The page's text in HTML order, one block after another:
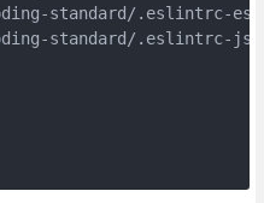
standard/.eslintrc-
standard/.eslintrc-